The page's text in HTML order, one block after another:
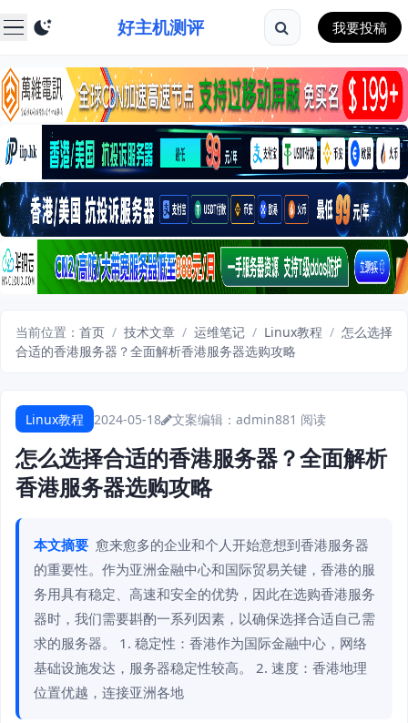
好主机测评 我要投稿
当前位置： 首页 / 技术文章 / 运维笔记 / Linux教程 / 怎么选择
合适的香港服务器？全面解析香港服务器选购攻略
Linux教程 2024-05-18 文案编辑：admin881 阅读
怎么选择合适的香港服务器？全面解析
香港服务器选购攻略
本文摘要 愈来愈多的企业和个人开始意想到香港服务器
的重要性。作为亚洲金融中心和国际贸易关键，香港的服
务用具有稳定、高速和安全的优势，因此在选购香港服务
器时，我们需要斟酌一系列因素，以确保选择合适自己需
求的服务器。 1. 稳定性：香港作为国际金融中心，网络
基础设施发达，服务器稳定性较高。 2. 速度：香港地理
位置优越，连接亚洲各地